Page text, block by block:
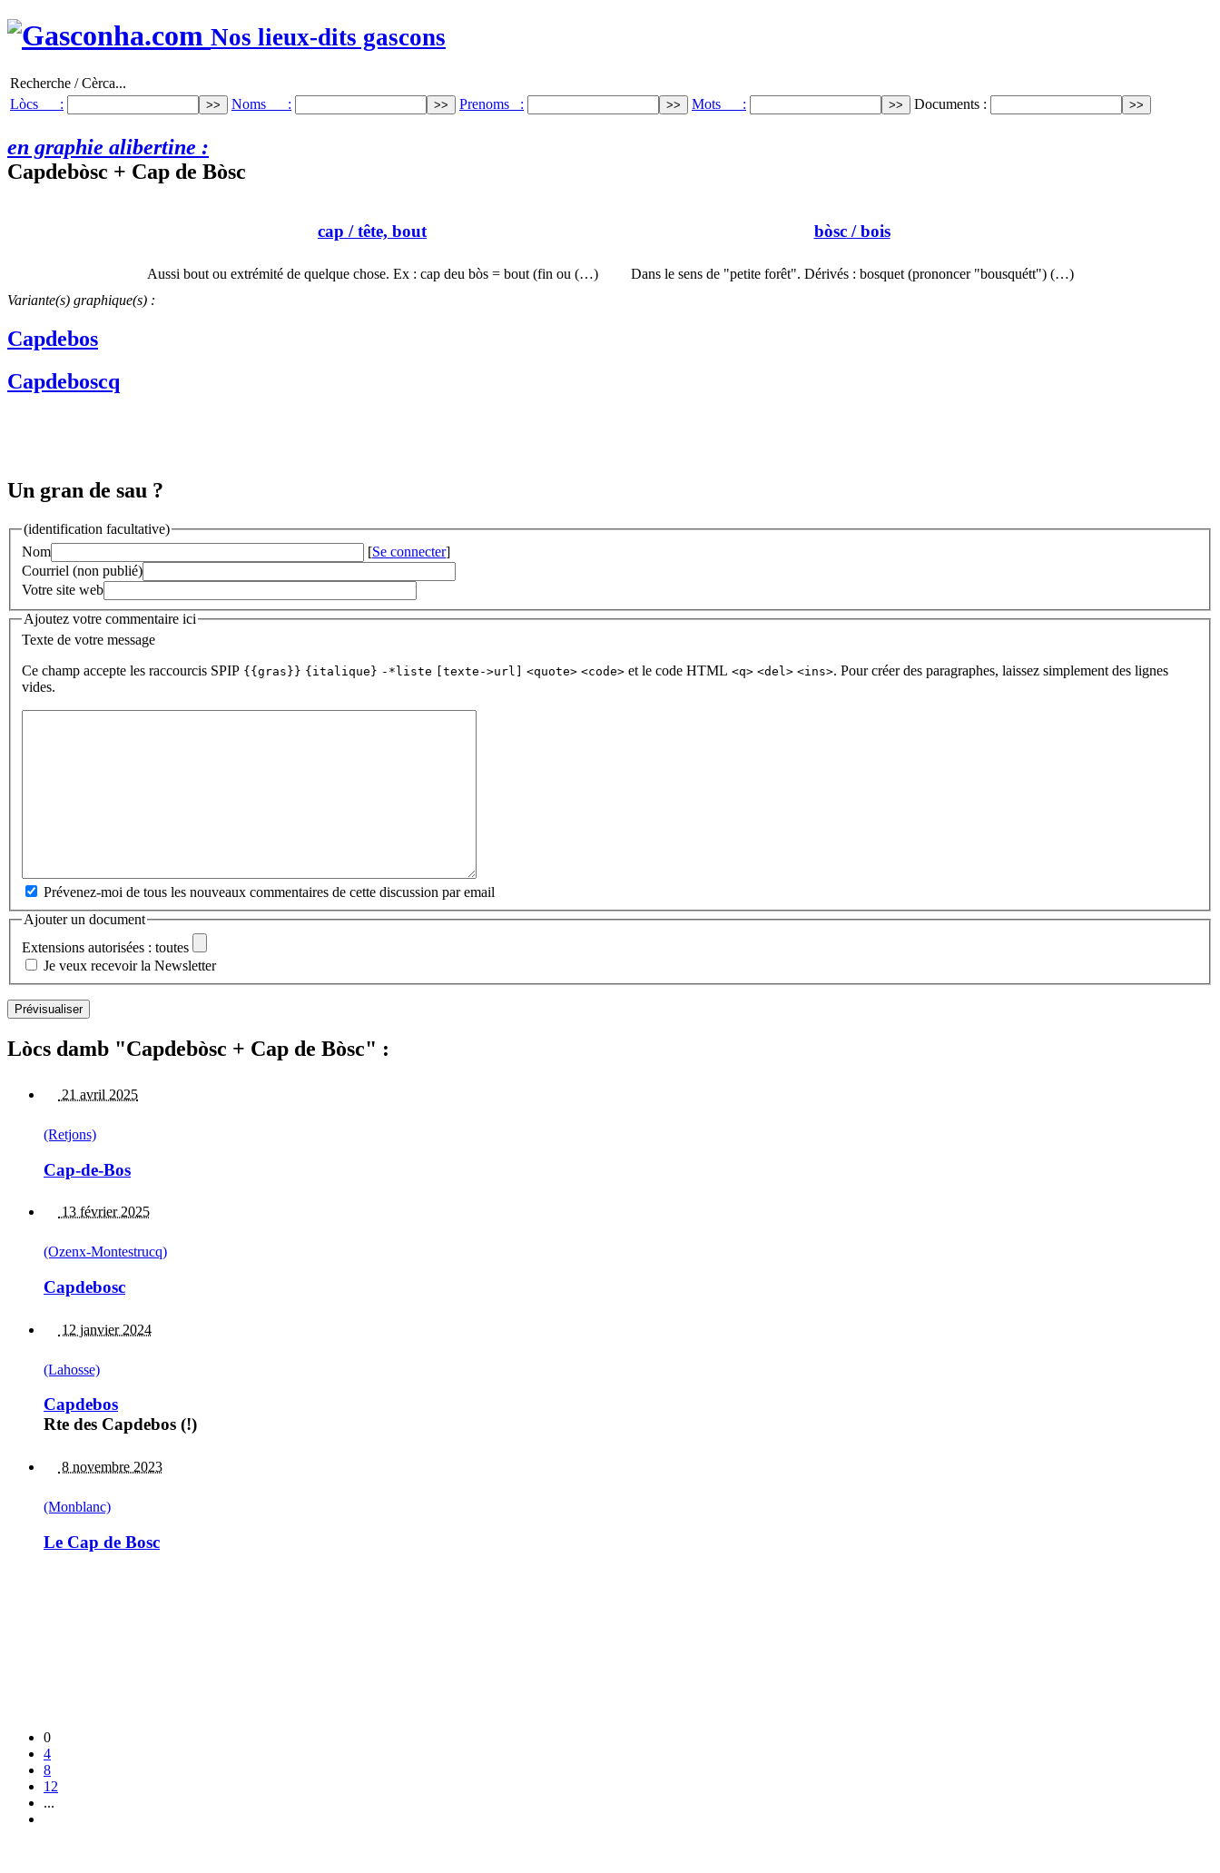
Nos lieux-dits gascons
Recherche / Cèrca...
Lòcs :
Noms : Prenoms : Mots : Documents :
en graphie alibertine :
Capdebòsc + Cap de Bòsc
cap / tête, bout
Aussi bout ou extrémité de quelque chose. Ex : cap deu bòs = bout (fin ou (…)
bòsc/ bois
Dans le sens de "petite forêt". Dérivés : bosquet (prononcer "bousquétt") (…)
Variante(s) graphique(s) :
Capdebos
Capdeboscq
Un gran de sau ?
(identification facultative)
Nom
[Se connecter]
Courriel (non publié)
Votre site web
Ajoutez votre commentaire ici
Texte de votre message
Ce champ accepte les raccourcis SPIP {{gras}} {italique} -*liste [texte->url] <quote> <code> et le code HTML <q> <del> <ins>. Pour créer des paragraphes, laissez simplement des lignes
vides.
Prévenez-moi de tous les nouveaux commentaires de cette discussion par email
Ajouter un document
Extensions autorisées : toutes
Je veux recevoir la Newsletter
Lòcs damb "Capdebòsc + Cap de Bòsc" :
21 avril 2025
(Retjons)
Cap-de-Bos
13 février 2025
(Ozenx-Montestrucq)
Capdebosc
12 janvier 2024
(Lahosse)
Capdebos
Rte des Capdebos (!)
8 novembre 2023
(Monblanc)
Le Cap de Bosc
0
4
8
12
...